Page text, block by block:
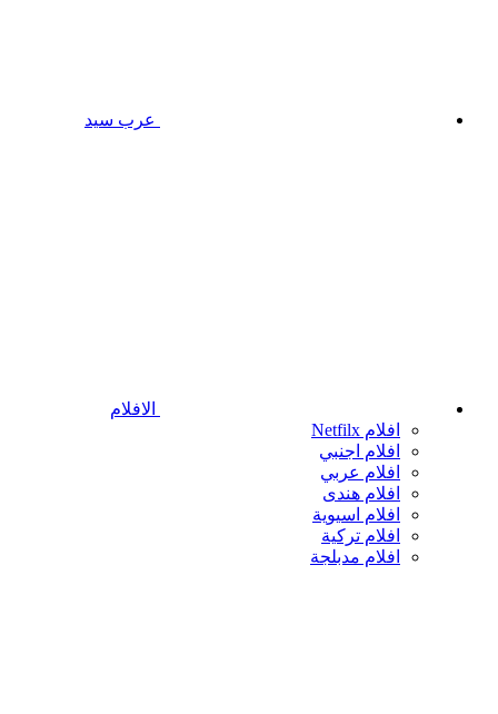
عرب سيد
الافلام
افلام Netfilx
افلام اجنبي
افلام عربي
افلام هندى
افلام اسيوية
افلام تركية
افلام مدبلجة